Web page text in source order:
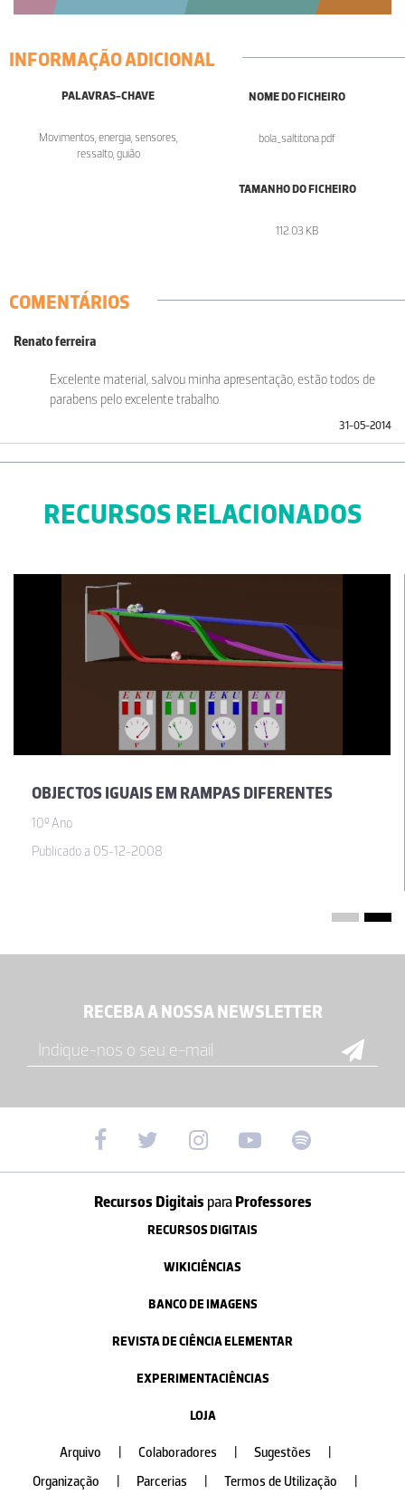
INFORMAÇÃO ADICIONAL
PALAVRAS-CHAVE
Movimentos, energia, sensores,
ressalto, guião
NOME DO FICHEIRO
bola_saltitona.pdf
TAMANHO DO FICHEIRO
112.03 KB
COMENTÁRIOS
Renato ferreira
Excelente material, salvou minha apresentação, estão todos de
parabens pelo excelente trabalho.
31-05-2014
RECURSOS RELACIONADOS
OBJECTOS IGUAIS EM RAMPAS DIFERENTES
10º Ano
Publicado a 05-12-2008
RECEBA A NOSSA NEWSLETTER
Recursos Digitais paraProfessores
RECURSOS DIGITAIS
WIKICIÊNCIAS
BANCO DE IMAGENS
REVISTA DE CIÊNCIA ELEMENTAR
EXPERIMENTACIÊNCIAS
LOJA
Arquivo Colaboradores Sugestões
Organização
Parcerias Termos de Utilização